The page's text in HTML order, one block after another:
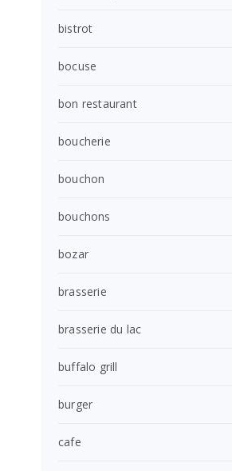
bistrot
bocuse
bon restaurant
boucherie
bouchon
bouchons
bozar
brasserie
brasserie du lac
buffalo grill
burger
cafe